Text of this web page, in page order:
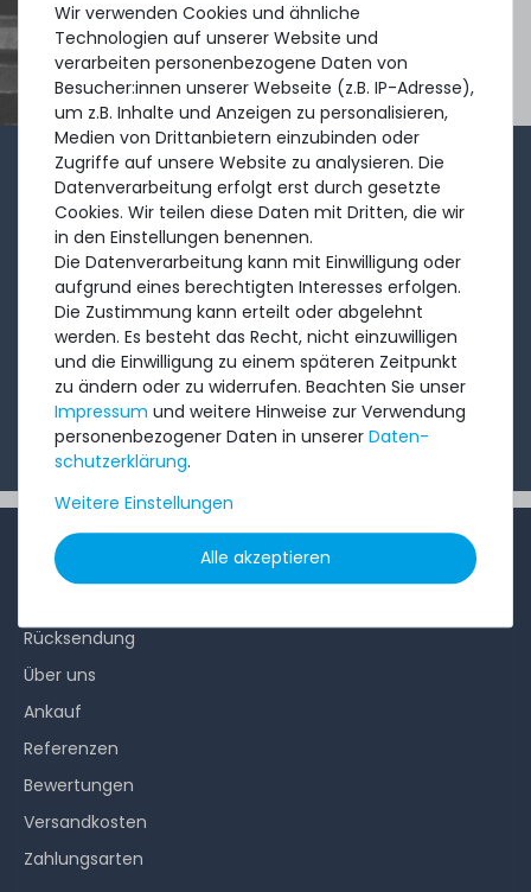
1-2x im Monat sendet André aus dem Vertriebsteam
eine kurze, knackige Mail mit Angeboten, neu
eingetroffenen Produkten und Informationen, die Sie
interessieren könnten. Probieren Sie's!
Abonnieren
Ich möchte Ihren Newsletter erhalten und akzeptiere
dieDatenschutzerklärung.
Wir verwenden Cookies und ähnliche
Technologien auf unserer Website und
verarbeiten personenbezogene Daten von
Besucher:innen unserer Webseite (z.B. IP-Adresse),
um z.B. Inhalte und Anzeigen zu personalisieren,
Medien von Drittanbietern einzubinden oder
Zugriffe auf unsere Website zu analysieren. Die
Datenverarbeitung erfolgt erst durch gesetzte
Cookies. Wir teilen diese Daten mit Dritten, die wir
in den Einstellungen benennen.
Die Datenverarbeitung kann mit Einwilligung oder
aufgrund eines berechtigten Interesses erfolgen.
Die Zustimmung kann erteilt oder abgelehnt
werden. Es besteht das Recht, nicht einzuwilligen
und die Einwilligung zu einem späteren Zeitpunkt
zu ändern oder zu widerrufen. Beachten Sie unser
Impressum und weitere Hinweise zur Verwendung
personenbezogener Daten in unserer Daten­
schutz­erklärung.
Weitere Einstellungen
Alle akzeptieren
INFORMATIONEN
Rücksendung
Über uns
Ankauf
Referenzen
Bewertungen
Versandkosten
Zahlungsarten